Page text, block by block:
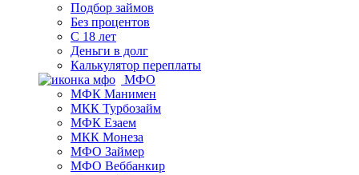
Подбор займов
Без процентов
С 18 лет
Деньги в долг
Калькулятор переплаты
МФО
МФК Манимен
МКК Турбозайм
МФК Езаем
МКК Монеза
МФО Займер
МФО Веббанкир